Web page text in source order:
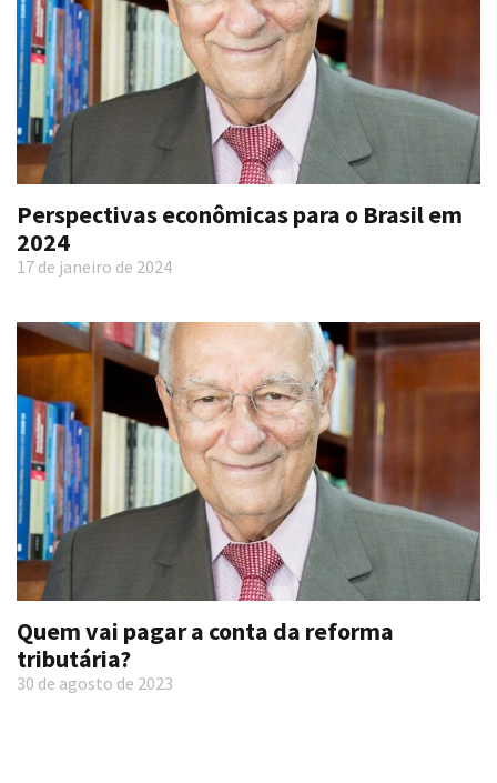
Perspectivas econômicas para o Brasil em
2024
17 de janeiro de 2024
Quem vai pagar a conta da reforma
tributária?
30 de agosto de 2023